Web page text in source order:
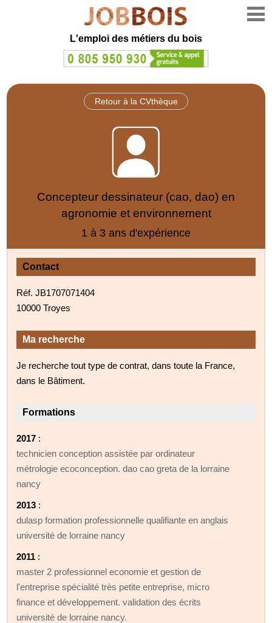
L'emploi des métiers du bois
Retour à la CVthèque
Concepteur dessinateur (cao, dao) en
agronomie et environnement
1 à 3 ans d'expérience
Contact
Réf. JB1707071404
10000 Troyes
Ma recherche
Je recherche tout type de contrat, dans toute la France,
dans le Bâtiment.
Formations
2017 :
technicien conception assistée par ordinateur
métrologie ecoconception. dao cao greta de la lorraine
nancy
2013 :
dulasp formation professionnelle qualifiante en anglais
université de lorraine nancy
2011 :
master 2 professionnel economie et gestion de
l'entreprise spécialité très petite entreprise, micro
finance et développement. validation des écrits
université de lorraine nancy.